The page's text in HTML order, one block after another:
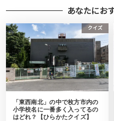
あなたにお
クイズ
「東西南北」の中で枚方市内の
小学校名に一番多く入ってるの
はどれ？【ひらかたクイズ】